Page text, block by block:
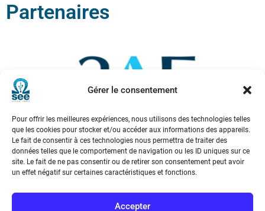
Gérer le consentement
Pour offrir les meilleures expériences, nous utilisons des technologies telles
que les cookies pour stocker et/ou accéder aux informations des appareils.
Le fait de consentir à ces technologies nous permettra de traiter des
données telles que le comportement de navigation ou les ID uniques sur ce
site. Le fait de ne pas consentir ou de retirer son consentement peut avoir
un effet négatif sur certaines caractéristiques et fonctions.
Accepter
Partenaires
Voir tous les partenaires